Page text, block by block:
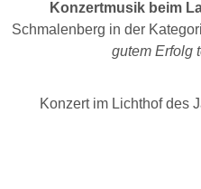
Konzertmusik beim
Schmalenberg in der
gutem Erfolg
Konzert im Lichthof des